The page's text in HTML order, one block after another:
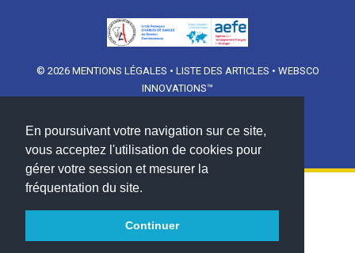
En poursuivant votre navigation sur ce site,
vous acceptez l'utilisation de cookies pour
gérer votre session et mesurer la
fréquentation du site.
Continuer
© 2026 MENTIONS LÉGALES • LISTE DES ARTICLES • WEBSCO
INNOVATIONS™